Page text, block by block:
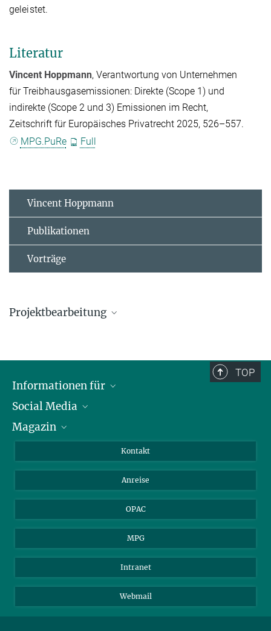
geleistet.
Literatur
Vincent Hoppmann, Verantwortung von Unternehmen
für Treibhausgasemissionen: Direkte (Scope 1) und
indirekte (Scope 2 und 3) Emissionen im Recht,
Zeitschrift für Europäisches Privatrecht 2025, 526–557.
MPG.PuRe
Full
Vincent Hoppmann
Publikationen
Vorträge
Projektbearbeitung
hoppmann@mpipriv.de
TOP
Informationen für
Journalist*innen
Stipendiat*innen
Social Media
LinkedIn
Magazin
Kontakt
Anreise
OPAC
MPG
Intranet
Webmail